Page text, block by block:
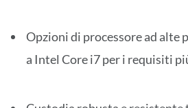
Opzioni di processore ad alte
a Intel Core i7 per i requisiti